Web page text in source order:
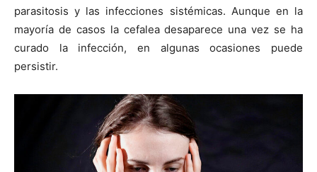
parasitosis y las infecciones sistémicas. Aunque en la
mayoría de casos la cefalea desaparece una vez se ha
curado la infección, en algunas ocasiones puede
persistir.